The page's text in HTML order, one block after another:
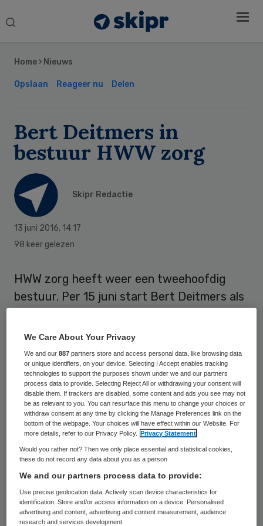
Search
Home › Nieuws
Opslaan Reageer nu Delen
Bert Deitmers in
bestuur HWW zorg
Skipr Redactie
13 juni 2016, 14:17
98 keer gelezen
HWW zorg heeft weer een tweehoofdig
bestuur. Per 15 juni start Bert Deitmers als
per 3 maart is benoemd als interim
bestuurder.
De werving voor de bestaande vacature
voor de tweede bestuurder zal zo
spoedig mogelijk in gang worden gezet,zo
maakt HWW zorg bekend.
Ontslag
Het ontslag van bestuurder Lettie van
Atteveld is definitief, nu de kantonrechter
Sidebar
We Care About Your Privacy
We and our887 partners store and access personal data, like browsing data
or unique identifiers, on your device. Selecting I Accept enables tracking
technologies to support the purposes shown under we and our partners
process data to provide. Selecting Reject All or withdrawing your consent will
disable them. If trackers are disabled, some content and ads you see may not
be as relevant to you. You can resurface this menu to change your choices or
withdraw consent at any time by clicking the Manage Preferences link on the
bottom of the webpage. Your choices will have effect within our Website. For
more details, refer to our Privacy Policy.
Privacy Statement
Would you rather not? Then we only place essential and statistical cookies,
these do not record any data about you as a person
We and our partners process data to provide:
Use precise geolocation data. Actively scan device characteristics for
identification. Store and/or access information on a device. Personalised
advertising and content, advertising and content measurement, audience
research and services development.